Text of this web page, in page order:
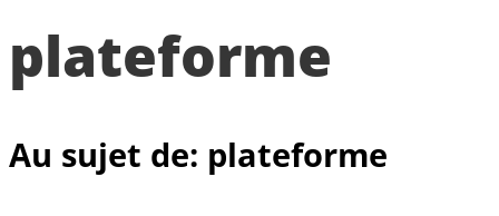
plateforme
Au sujet de: plateforme